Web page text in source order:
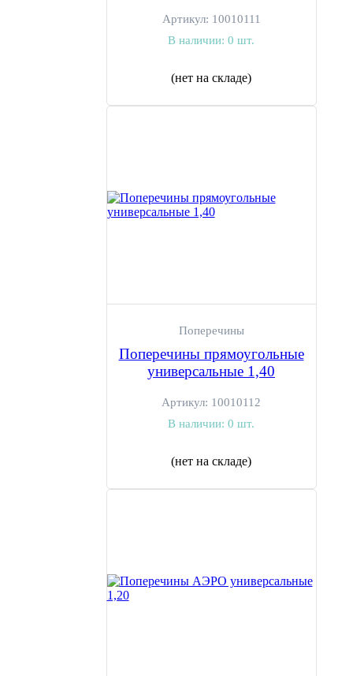
Артикул: 10010111
В наличии: 0 шт.
(нет на складе)
Поперечины
Поперечины прямоугольные
универсальные 1,40
Артикул: 10010112
В наличии: 0 шт.
(нет на складе)